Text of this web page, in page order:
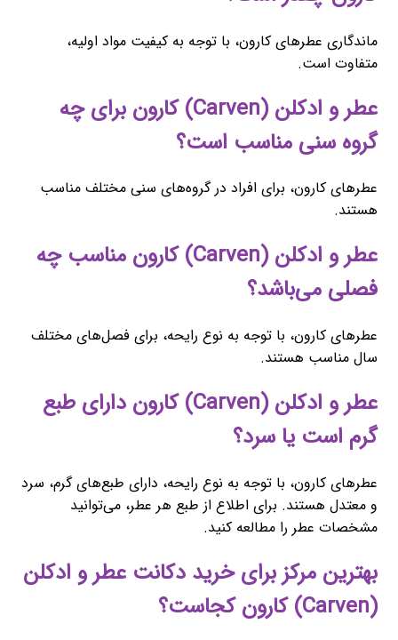
ماندگاری عطرهای کارون، با توجه به کیفیت مواد اولیه،
متفاوت است.
عطر و ادکلن (Carven) کارون برای چه
گروه سنی مناسب است؟
عطرهای کارون، برای افراد در گروه‌های سنی مختلف مناسب
هستند.
عطر و ادکلن (Carven) کارون مناسب چه
فصلی می‌باشد؟
عطرهای کارون، با توجه به نوع رایحه، برای فصل‌های مختلف
سال مناسب هستند.
عطر و ادکلن (Carven) کارون دارای طبع
گرم است یا سرد؟
عطرهای کارون، با توجه به نوع رایحه، دارای طبع‌های گرم، سرد
و معتدل هستند. برای اطلاع از طبع هر عطر، می‌توانید
مشخصات عطر را مطالعه کنید.
بهترین مرکز برای خرید دکانت عطر و ادکلن
(Carven) کارون کجاست؟